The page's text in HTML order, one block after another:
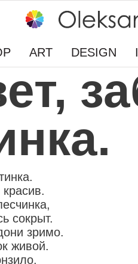
ART DESIGN
сокрыт.
зримо.
живой.